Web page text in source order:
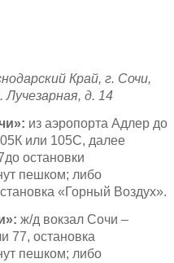
Край, г. Сочи,
Лучезарная, д. 14
из аэропорта Адлер до
или 105С, далее
остановки
пешком; либо
«Горный Воздух».
ж/д вокзал Сочи –
77, остановка
пешком; либо